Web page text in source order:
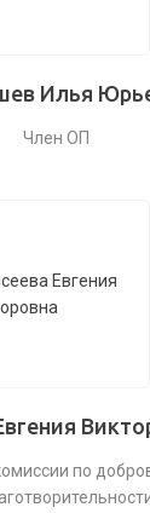
Илья
Член ОП
по